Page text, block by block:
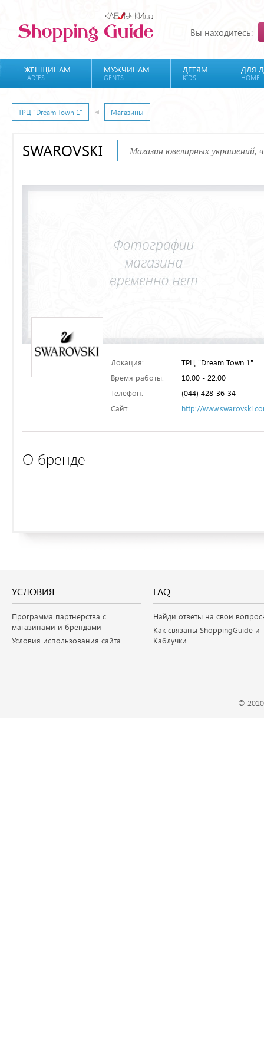
Вы находитесь:
ЖЕНЩИНАМ
LADIES
МУЖЧИНАМ
GENTS
ДЕТЯМ
KIDS
ДЛЯ
HOME
ТРЦ "Dream Town 1" Магазины
SWAROVSKI Магазин ювелирных украшений,
Локация:
ТРЦ "Dream Town 1"
Время работы:
10:00 - 22:00
Телефон:
(044) 428-36-34
Сайт:
http://
О бренде
УСЛОВИЯ
Программа партнерства с
магазинами и брендами
Условия использования сайта
FAQ
Найди ответы на свои
Как связаны ShoppingGuide и
Каблучки
©